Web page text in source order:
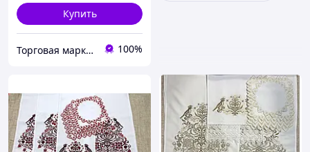
Купить
Торговая марка "Світ вишивки" Рівненський виробник вишитих виробів 100%